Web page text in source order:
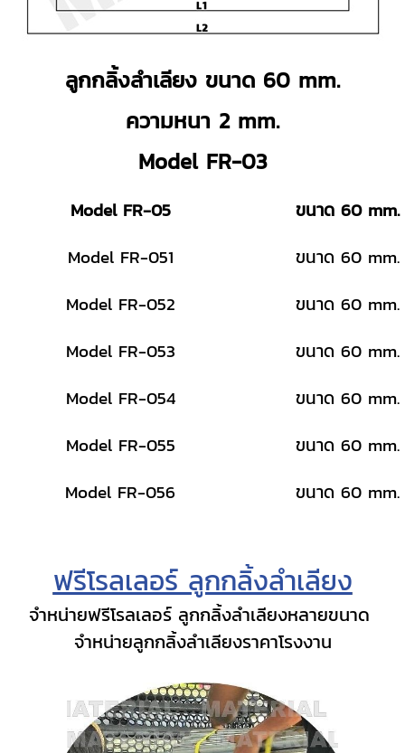
ลูกกลิ้งลำเลียง ขนาด 60 mm.
ความหนา 2 mm.
Model FR-03
Model FR-05
ขนาด 60 mm.
Model FR-051
ขนาด 60 mm.
Model FR-052
ขนาด 60 mm.
Model FR-053
ขนาด 60 mm.
Model FR-054
ขนาด 60 mm.
Model FR-055
ขนาด 60 mm.
Model FR-056
ขนาด 60 mm.
ฟรีโรลเลอร์ ลูกกลิ้งลำเลียง
จำหน่ายฟรีโรลเลอร์ ลูกกลิ้งลำเลียงหลายขนาด
จำหน่ายลูกกลิ้งลำเลียงราคาโรงงาน